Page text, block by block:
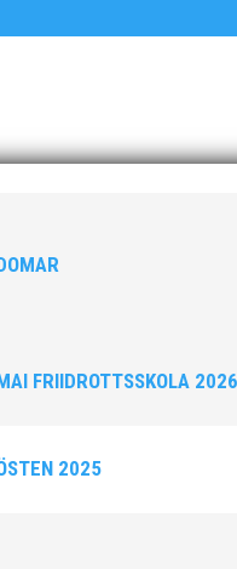
FRIIDROTTSSKOLA 2026
2025
till Edvin
tog Edvin Persson 3.82
4:a på 1500m hinder